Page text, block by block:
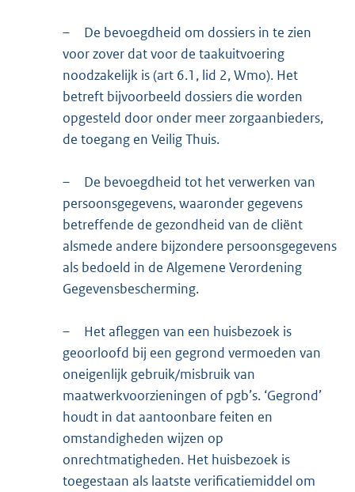
–
De bevoegdheid om dossiers in te zien
voor zover dat voor de taakuitvoering
noodzakelijk is (art 6.1, lid 2, Wmo). Het
betreft bijvoorbeeld dossiers die worden
opgesteld door onder meer zorgaanbieders,
de toegang en Veilig Thuis.
–
De bevoegdheid tot het verwerken van
persoonsgegevens, waaronder gegevens
betreffende de gezondheid van de cliënt
alsmede andere bijzondere persoonsgegevens
als bedoeld in de Algemene Verordening
Gegevensbescherming.
–
Het afleggen van een huisbezoek is
geoorloofd bij een gegrond vermoeden van
oneigenlijk gebruik/misbruik van
maatwerkvoorzieningen of pgb’s. ‘Gegrond’
houdt in dat aantoonbare feiten en
omstandigheden wijzen op
onrechtmatigheden. Het huisbezoek is
toegestaan als laatste verificatiemiddel om